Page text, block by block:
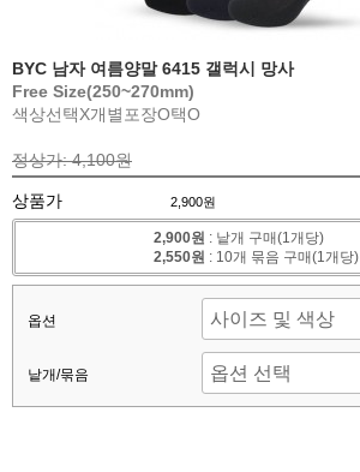
BYC 남자 여름양말 6415 갤럭시 망사
Free Size(250~270mm)
색상선택X개별포장O택O
정상가: 4,100원
상품가 2,900원
2,900원 : 낱개 구매(1개당)
2,550원 : 10개 묶음 구매(1개당)
옵션
낱개/묶음